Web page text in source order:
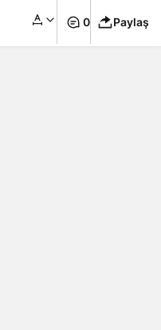
0 Paylaş